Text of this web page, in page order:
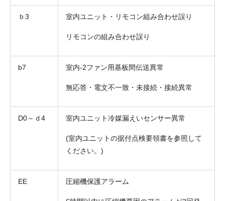
ｂ3 室内ユニット・リモコン組み合わせ誤り
リモコンの組み合わせ誤り
b7 室内-2ファン用基板間伝送異常
無応答・電文不一致・未接続・接続異常
D0～ｄ4 室内ユニット冷媒漏えいセンサー異常
(室内ユニットの据付点検要領書を参照して
ください。)
EE 圧縮機保護アラーム